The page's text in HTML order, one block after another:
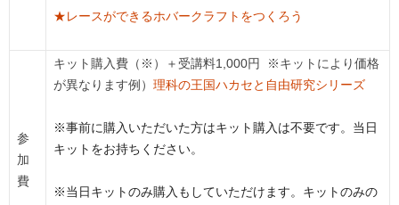
★レースができるホバークラフトをつくろう
参
加
費
キット購入費（※）＋受講料1,000円 ※キットにより価格
が異なります例） 理科の王国ハカセと自由研究シリーズ
※事前に購入いただいた方はキット購入は不要です。当日
キットをお持ちください。
※当日キットのみ購入もしていただけます。キットのみの